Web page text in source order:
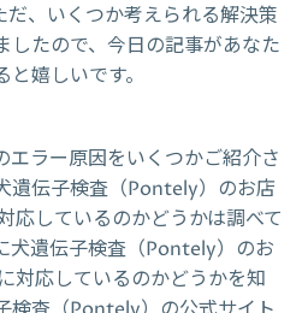
だ、いくつか考えられる解決策
したので、今日の記事があなた
嬉しいです。
エラー原因をいくつかご紹介さ
遺伝子検査（Pontely）のお店
応しているのかどうかは調べて
犬遺伝子検査（Pontely）のお
対応しているのかどうかを知